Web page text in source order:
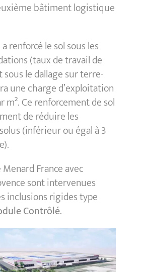
bâtiment logistique
renforcé le sol sous les
(taux de travail de
sous le dallage sur terre-
une charge d’exploitation
m². Ce renforcement de sol
de réduire les
(inférieur ou égal à 3
France avec
sont intervenues
inclusions rigides type
Contrôlé.